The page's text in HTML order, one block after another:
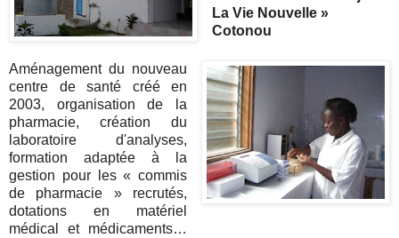
La Vie Nouvelle »
Cotonou
Aménagement du nouveau
centre de santé créé en
2003, organisation de la
pharmacie, création du
laboratoire d'analyses,
formation adaptée à la
gestion pour les « commis
de pharmacie » recrutés,
dotations en matériel
médical et médicaments…